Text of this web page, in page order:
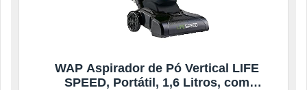
WAP Aspirador de Pó Vertical LIFE
SPEED, Portátil, 1,6 Litros, com